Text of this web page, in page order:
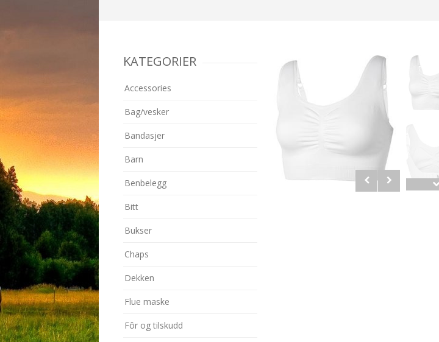
KATEGORIER
Accessories
Bag/vesker
Bandasjer
Barn
Benbelegg
Bitt
Bukser
Chaps
Dekken
Flue maske
Fôr og tilskudd